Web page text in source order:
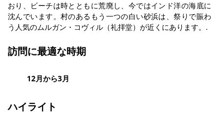
おり、ビーチは時とともに荒廃し、今ではインド洋の海底に
沈んでいます。村のあるもう一つの白い砂浜は、祭りで賑わ
う人気のムルガン・コヴィル（礼拝堂）が近くにあります。.
訪問に最適な時期
12月から3月
ハイライト